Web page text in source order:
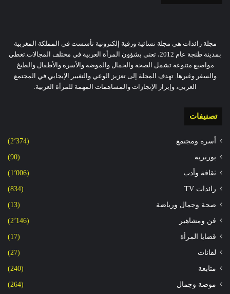
مجلة رائدات هي مجلة نسائية ورقية إلكترونية تأسست في المملكة المغربية
بمدينة طنجة عام 2012، تعنى بشؤون المرأة العربية في مختلف المجالات.تغطي
مواضيع متنوعة تشمل الصحة والجمال والموضة والأسرة والأطفال والطبخ
والسفر وغيرها. تهدف المجلة إلى تعزيز الوعي والتغيير الإيجابي في المجتمع
العربي، وإبراز الإنجازات والمساهمات المهمة للمرأة العربية.
تصنيفات
أسرة ومجتمع (2٬374)
بورتريه (90)
ثقافة وأدب (1٬006)
رائدات TV (834)
صحة وجمال ورياضة (13)
فن ومشاهير (2٬146)
قضايا المرأة (17)
لقائات (27)
متابعة (240)
موضة وجمال (264)